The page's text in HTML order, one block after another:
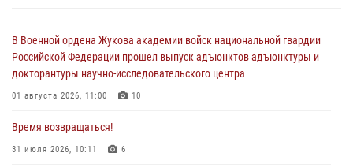
В Военной ордена Жукова академии войск национальной гвардии
Российской Федерации прошел выпуск адъюнктов адъюнктуры и
докторантуры научно-исследовательского центра
01 августа 2026, 11:00 10
Время возвращаться!
31 июля 2026, 10:11 6